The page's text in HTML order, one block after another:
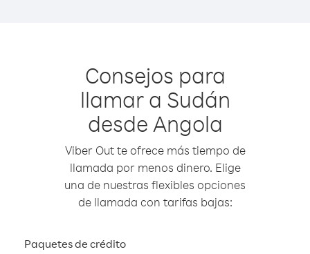
Consejos para
llamar a Sudán
desde Angola
Viber Out te ofrece más tiempo de
llamada por menos dinero. Elige
una de nuestras flexibles opciones
de llamada con tarifas bajas:
Paquetes de crédito